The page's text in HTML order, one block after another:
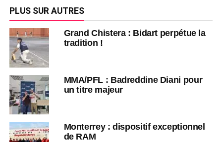
PLUS SUR AUTRES
Grand Chistera : Bidart perpétue la
tradition !
MMA/PFL : Badreddine Diani pour
un titre majeur
Monterrey : dispositif exceptionnel
de RAM